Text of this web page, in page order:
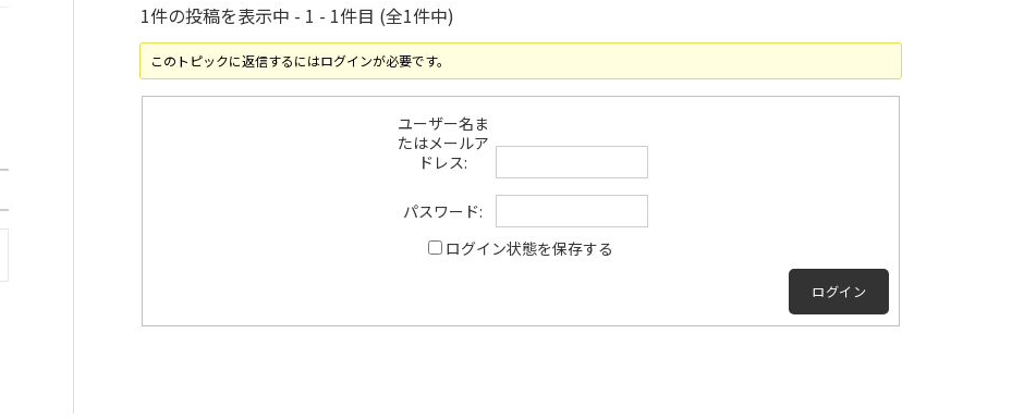
1件の投稿を表示中 - 1 - 1件目 (全1件中)
このトピックに返信するにはログインが必要です。
ユーザー名ま
たはメールア
ドレス:
パスワード:
ログイン状態を保存する
ログイン